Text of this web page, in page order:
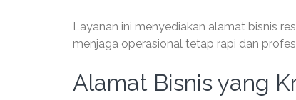
Layanan ini menyediakan alamat bisnis
menjaga operasional tetap rapi dan
Alamat Bisnis yang